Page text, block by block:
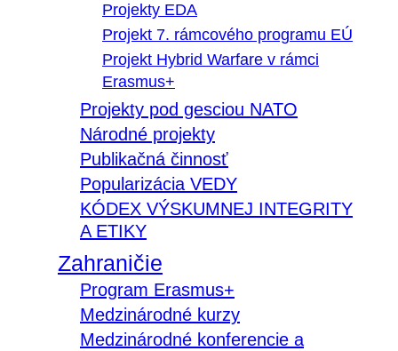
Projekty EDA
Projekt 7. rámcového programu EÚ
Projekt Hybrid Warfare v rámci
Erasmus+
Projekty pod gesciou NATO
Národné projekty
Publikačná činnosť
Popularizácia VEDY
KÓDEX VÝSKUMNEJ INTEGRITY
A ETIKY
Zahraničie
Program Erasmus+
Medzinárodné kurzy
Medzinárodné konferencie a